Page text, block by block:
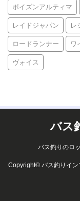
ポイズンアルティマ
レイドジャパン レ
ロードランナー ワ
ヴォイス
バス
バス釣りのロ
Copyright© バス釣りイ